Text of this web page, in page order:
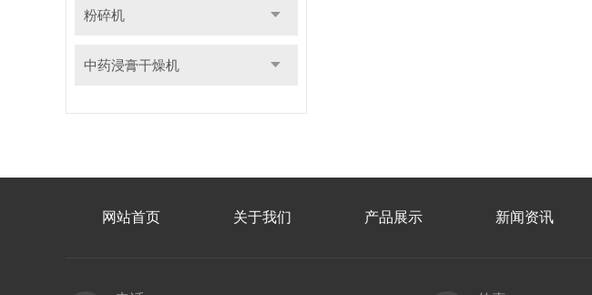
粉碎机
中药浸膏干燥机
网站首页 关于我们 产品展示 新闻资讯